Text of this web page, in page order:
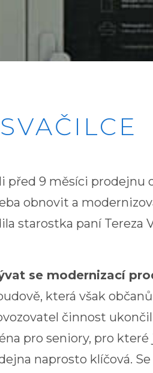
před 9 měsíci prodejnu
obnovit a
starostka paní Tereza
se modernizací
která však
činnost
pro seniory, pro
naprosto klíčová.